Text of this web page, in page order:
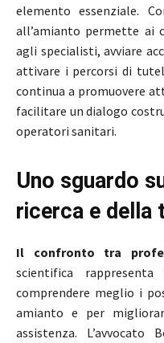
elemento essenziale.
all’amianto permette ai
agli specialisti, avviare
attivare i percorsi di
continua a promuovere
facilitare un dialogo
operatori sanitari.
Uno sguardo
ricerca e della
Il confronto tra
scientifica
comprendere meglio i
amianto e per
assistenza. L’avvocato